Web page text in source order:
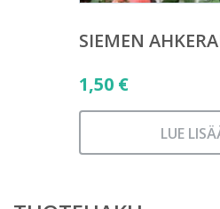
SIEMEN
1,50 €
LUE